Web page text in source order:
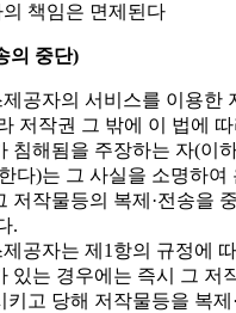
책임은 면제된다
의 중단)
공자의 서비스를 이용한
저작권 그 밖에 이 법에
침해됨을 주장하는 자(이
다)는 그 사실을 소명하여
저작물등의 복제·전송을
.
공자는 제1항의 규정에
있는 경우에는 즉시 그 저
키고 당해 저작물등을 복제